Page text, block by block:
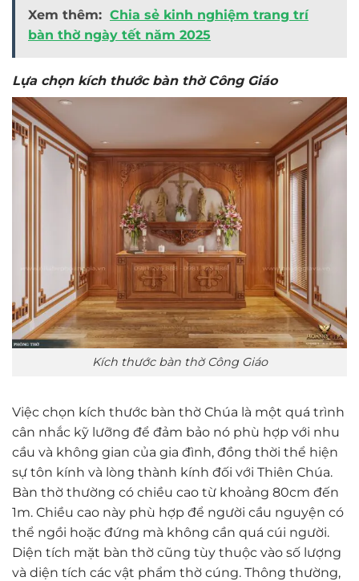
Xem thêm: Chia sẻ kinh nghiệm trang trí
bàn thờ ngày tết năm 2025
Lựa chọn kích thước bàn thờ Công Giáo
Kích thước bàn thờ Công Giáo
Việc chọn kích thước bàn thờ Chúa là một quá trình
cân nhắc kỹ lưỡng để đảm bảo nó phù hợp với nhu
cầu và không gian của gia đình, đồng thời thể hiện
sự tôn kính và lòng thành kính đối với Thiên Chúa.
Bàn thờ thường có chiều cao từ khoảng 80cm đến
1m. Chiều cao này phù hợp để người cầu nguyện có
thể ngồi hoặc đứng mà không cần quá cúi người.
Diện tích mặt bàn thờ cũng tùy thuộc vào số lượng
và diện tích các vật phẩm thờ cúng. Thông thường,